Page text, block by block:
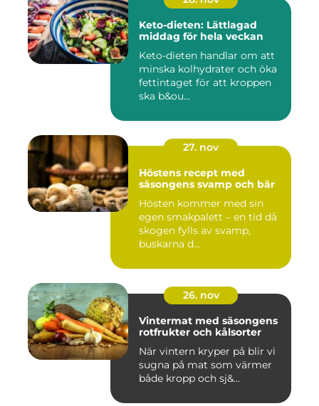
Keto-dieten: Lättlagad
middag för hela veckan
Keto-dieten handlar om att
minska kolhydrater och öka
fettintaget för att kroppen
ska b&ou...
27. nov
Höstens recept med
säsongens svamp och bär
Hösten kommer med sin
egen smakpalett – en tid då
skogen fylls av svamp,
buskarna d...
26. nov
Vintermat med säsongens
rotfrukter och kålsorter
När vintern kryper på blir vi
sugna på mat som värmer
både kropp och sj&...